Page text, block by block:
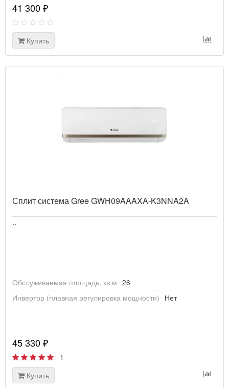
41 300 ₽
Купить
Сплит система Gree GWH09AAAXA-K3NNA2A
..
Обслуживаемая площадь, кв.м 26
Инвертор (плавная регулировка мощности)
Нет
45 330 ₽
1
Купить